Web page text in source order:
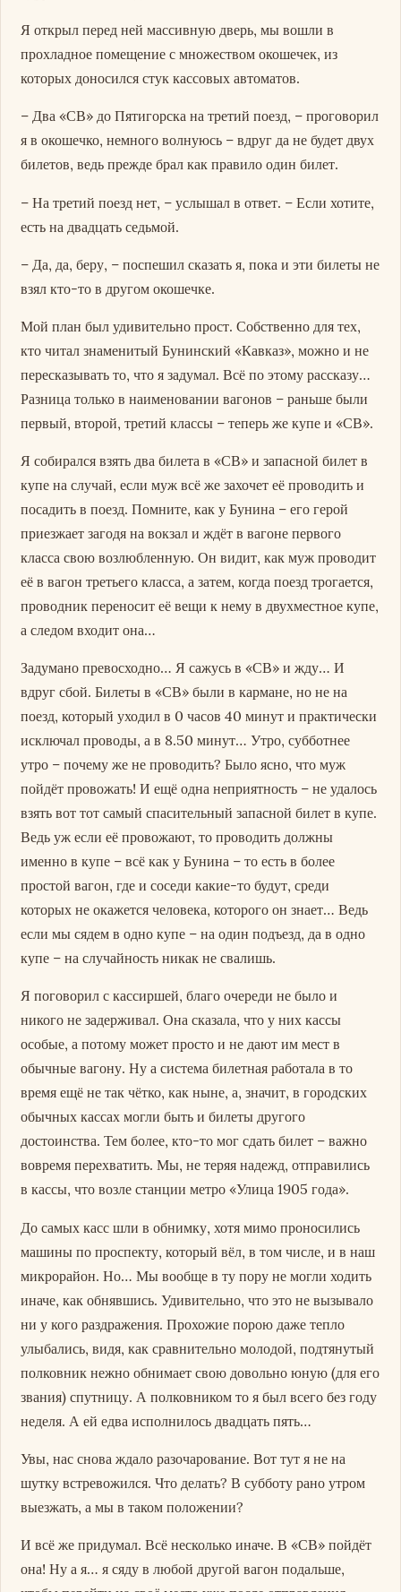
Я открыл перед ней массивную дверь, мы вошли в
прохладное помещение с множеством окошечек, из
которых доносился стук кассовых автоматов.
– Два «СВ» до Пятигорска на третий поезд, – проговорил
я в окошечко, немного волнуюсь – вдруг да не будет двух
билетов, ведь прежде брал как правило один билет.
– На третий поезд нет, – услышал в ответ. – Если хотите,
есть на двадцать седьмой.
– Да, да, беру, – поспешил сказать я, пока и эти билеты не
взял кто-то в другом окошечке.
Мой план был удивительно прост. Собственно для тех,
кто читал знаменитый Бунинский «Кавказ», можно и не
пересказывать то, что я задумал. Всё по этому рассказу…
Разница только в наименовании вагонов – раньше были
первый, второй, третий классы – теперь же купе и «СВ».
Я собирался взять два билета в «СВ» и запасной билет в
купе на случай, если муж всё же захочет её проводить и
посадить в поезд. Помните, как у Бунина – его герой
приезжает загодя на вокзал и ждёт в вагоне первого
класса свою возлюбленную. Он видит, как муж проводит
её в вагон третьего класса, а затем, когда поезд трогается,
проводник переносит её вещи к нему в двухместное купе,
а следом входит она…
Задумано превосходно… Я сажусь в «СВ» и жду… И
вдруг сбой. Билеты в «СВ» были в кармане, но не на
поезд, который уходил в 0 часов 40 минут и практически
исключал проводы, а в 8.50 минут… Утро, субботнее
утро – почему же не проводить? Было ясно, что муж
пойдёт провожать! И ещё одна неприятность – не удалось
взять вот тот самый спасительный запасной билет в купе.
Ведь уж если её провожают, то проводить должны
именно в купе – всё как у Бунина – то есть в более
простой вагон, где и соседи какие-то будут, среди
которых не окажется человека, которого он знает… Ведь
если мы сядем в одно купе – на один подъезд, да в одно
купе – на случайность никак не свалишь.
Я поговорил с кассиршей, благо очереди не было и
никого не задерживал. Она сказала, что у них кассы
особые, а потому может просто и не дают им мест в
обычные вагону. Ну а система билетная работала в то
время ещё не так чётко, как ныне, а, значит, в городских
обычных кассах могли быть и билеты другого
достоинства. Тем более, кто-то мог сдать билет – важно
вовремя перехватить. Мы, не теряя надежд, отправились
в кассы, что возле станции метро «Улица 1905 года».
До самых касс шли в обнимку, хотя мимо проносились
машины по проспекту, который вёл, в том числе, и в наш
микрорайон. Но… Мы вообще в ту пору не могли ходить
иначе, как обнявшись. Удивительно, что это не вызывало
ни у кого раздражения. Прохожие порою даже тепло
улыбались, видя, как сравнительно молодой, подтянутый
полковник нежно обнимает свою довольно юную (для его
звания) спутницу. А полковником то я был всего без году
неделя. А ей едва исполнилось двадцать пять…
Увы, нас снова ждало разочарование. Вот тут я не на
шутку встревожился. Что делать? В субботу рано утром
выезжать, а мы в таком положении?
И всё же придумал. Всё несколько иначе. В «СВ» пойдёт
она! Ну а я… я сяду в любой другой вагон подальше,